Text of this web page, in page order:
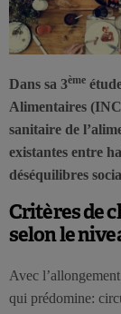
Dans sa 3ème
Alimentaires
sanitaire de
existantes entre
déséquilibres
Critères de
selon le
Avec
qui prédomine: